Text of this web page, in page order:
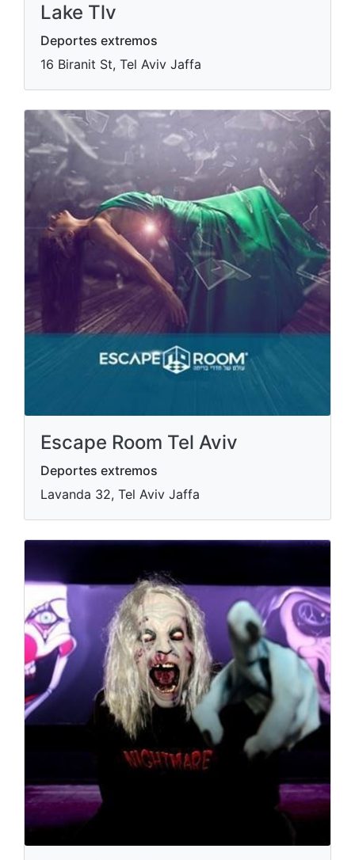
Lake Tlv
Deportes extremos
16 Biranit St, Tel Aviv Jaffa
Escape Room Tel Aviv
Deportes extremos
Lavanda 32, Tel Aviv Jaffa